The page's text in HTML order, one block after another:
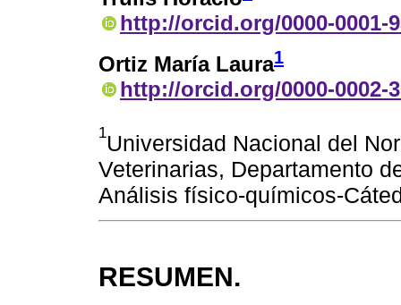
http://orcid.org/0000-0001-
Ortiz María Laura1
http://orcid.org/0000-0002-
1Universidad Nacional del
Veterinarias, Departamento
Análisis físico-químicos-
RESUMEN.